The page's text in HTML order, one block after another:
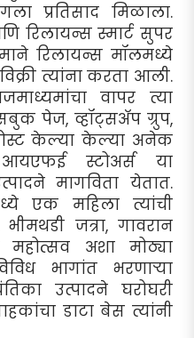
प्रतिसाद मिळाला.
रिलायन्स स्मार्ट सुपर
रिलायन्स मॉलमध्ये
त्यांना करता आली.
वापर त्या
पेज, व्हॉट्सअ‍ॅप ग्रुप,
पोस्ट केल्या केल्या अनेक
आयएफई स्टोअर्स या
मागविता येतात.
एक महिला त्यांची
जत्रा, गावरान
महोत्सव अशा मोठ्या
भागांत भरणार्‍या
उत्पादने घरोघरी
डाटा बेस त्यांनी